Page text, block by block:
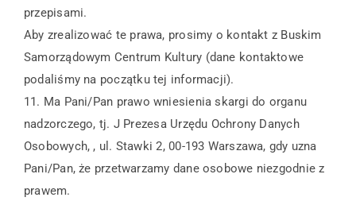
przepisami.
Aby zrealizować te prawa, prosimy o kontakt z Buskim
Samorządowym Centrum Kultury (dane kontaktowe
podaliśmy na początku tej informacji).
11. Ma Pani/Pan prawo wniesienia skargi do organu
nadzorczego, tj. J Prezesa Urzędu Ochrony Danych
Osobowych, , ul. Stawki 2, 00-193 Warszawa, gdy uzna
Pani/Pan, że przetwarzamy dane osobowe niezgodnie z
prawem.